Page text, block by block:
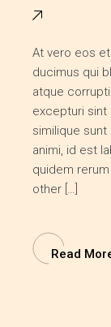
At vero eos
ducimus qui
atque
excepturi
similique
animi, id est
quidem
other […]
Read